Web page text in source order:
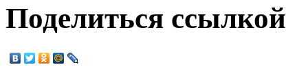
Поделиться ссылкой